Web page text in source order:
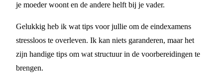
je moeder woont en de andere helft bij je vader.
Gelukkig heb ik wat tips voor jullie om de eindexamens
stressloos te overleven. Ik kan niets garanderen, maar het
zijn handige tips om wat structuur in de voorbereidingen te
brengen.